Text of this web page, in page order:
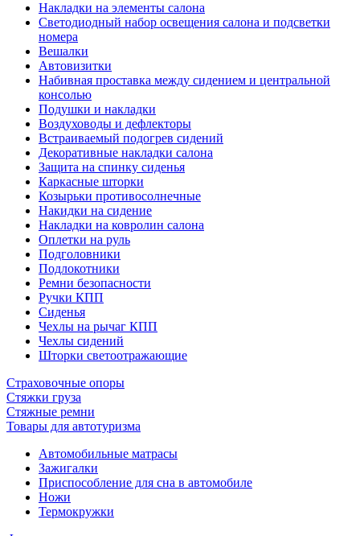
Накладки на элементы салона
Светодиодный набор освещения салона и подсветки
номера
Вешалки
Автовизитки
Набивная проставка между сидением и центральной
консолью
Подушки и накладки
Воздуховоды и дефлекторы
Встраиваемый подогрев сидений
Декоративные накладки салона
Защита на спинку сиденья
Каркасные шторки
Козырьки противосолнечные
Накидки на сидение
Накладки на ковролин салона
Оплетки на руль
Подголовники
Подлокотники
Ремни безопасности
Ручки КПП
Сиденья
Чехлы на рычаг КПП
Чехлы сидений
Шторки светоотражающие
Страховочные опоры
Стяжки груза
Стяжные ремни
Товары для автотуризма
Автомобильные матрасы
Зажигалки
Приспособление для сна в автомобиле
Ножи
Термокружки